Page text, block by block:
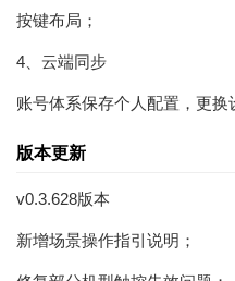
按键布局；
4、云端同步
账号体系保存个人配置，更换
版本更新
v0.3.628版本
新增场景操作指引说明；